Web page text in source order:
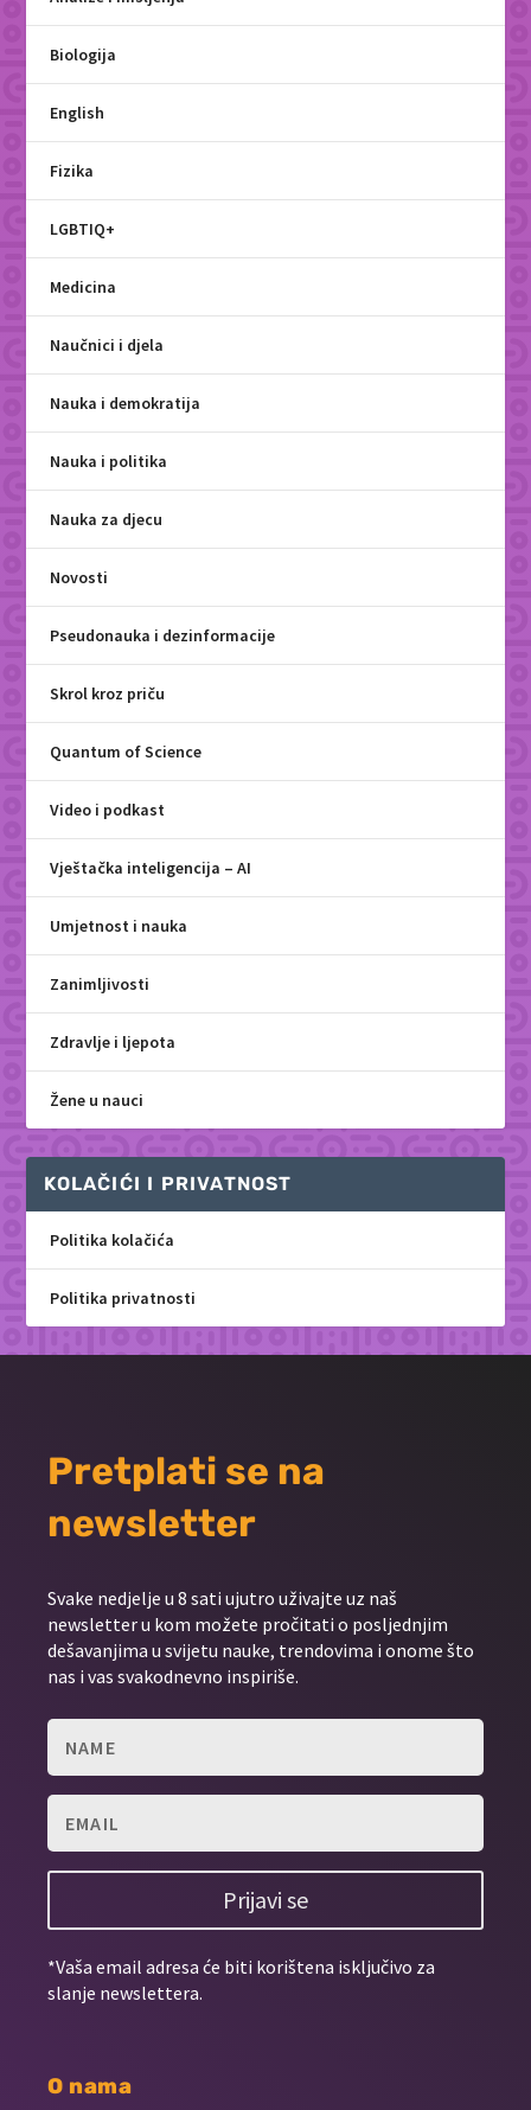
Biologija
English
Fizika
LGBTIQ+
Medicina
Naučnici i djela
Nauka i demokratija
Nauka i politika
Nauka za djecu
Novosti
Pseudonauka i dezinformacije
Skrol kroz priču
Quantum of Science
Video i podkast
Vještačka inteligencija – AI
Umjetnost i nauka
Zanimljivosti
Zdravlje i ljepota
Žene u nauci
KOLAČIĆI I PRIVATNOST
Politika kolačića
Politika privatnosti
Pretplati se na
newsletter
Svake nedjelje u 8 sati ujutro uživajte uz naš
newsletter u kom možete pročitati o posljednjim
dešavanjima u svijetu nauke, trendovima i onome što
nas i vas svakodnevno inspiriše.
Prijavi se
*Vaša email adresa će biti korištena isključivo za
slanje newslettera.
O nama